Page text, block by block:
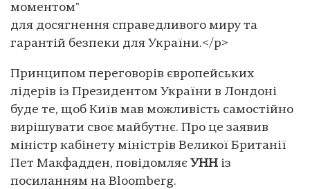
моментом"
для досягнення справедливого миру та
гарантій безпеки для України.</p>
Принципом переговорів європейських
лідерів із Президентом України в Лондоні
буде те, щоб Київ мав можливість самостійно
вирішувати своє майбутнє. Про це заявив
міністр кабінету міністрів Великої Британії
Пет Макфадден, повідомляє УНН із
посиланням на Bloomberg.